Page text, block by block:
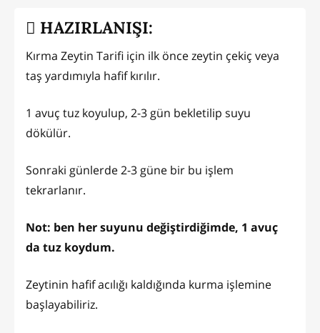
HAZIRLANIŞI:
Kırma Zeytin Tarifi için ilk önce zeytin çekiç veya
taş yardımıyla hafif kırılır.
1 avuç tuz koyulup, 2-3 gün bekletilip suyu
dökülür.
Sonraki günlerde 2-3 güne bir bu işlem
tekrarlanır.
Not: ben her suyunu değiştirdiğimde, 1 avuç
da tuz koydum.
Zeytinin hafif acılığı kaldığında kurma işlemine
başlayabiliriz.